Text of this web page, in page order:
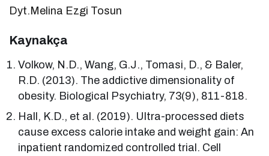
Dyt.Melina Ezgi Tosun
Kaynakça
Volkow, N.D., Wang, G.J., Tomasi, D., & Baler,
R.D. (2013). The addictive dimensionality of
obesity. Biological Psychiatry, 73(9), 811-818.
Hall, K.D., et al. (2019). Ultra-processed diets
cause excess calorie intake and weight gain: An
inpatient randomized controlled trial. Cell